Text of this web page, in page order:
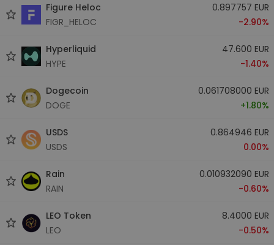
Figure Heloc
FIGR_HELOC
0.897757 EUR
-2.90%
Hyperliquid
HYPE
47.600 EUR
-1.40%
Dogecoin
DOGE
0.061708000 EUR
+1.80%
USDS
USDS
0.864946 EUR
0.00%
Rain
RAIN
0.010932090 EUR
-0.60%
LEO Token
LEO
8.4000 EUR
-0.50%